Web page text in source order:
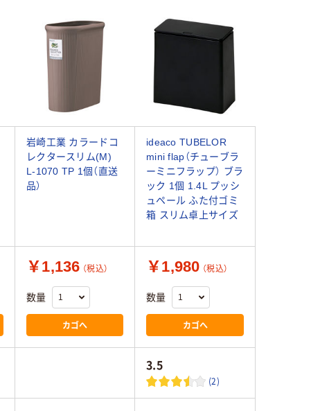
岩崎工業 カラードコ
レクタースリム(M)
L-1070 TP 1個（直送
品）
ideaco TUBELOR
mini flap（チューブラ
ーミニフラップ） ブラ
ック 1個 1.4L プッシ
ュペール ふた付ゴミ
箱 スリム卓上サイズ
￥1,136 （税込）
数量
カゴへ
￥1,980 （税込）
数量
カゴへ
3.5
(2)